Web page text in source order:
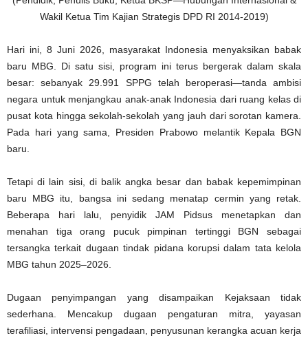
Wakil Ketua Tim Kajian Strategis DPD RI 2014-2019)
Hari ini, 8 Juni 2026, masyarakat Indonesia menyaksikan babak
baru MBG. Di satu sisi, program ini terus bergerak dalam skala
besar: sebanyak 29.991 SPPG telah beroperasi—tanda ambisi
negara untuk menjangkau anak-anak Indonesia dari ruang kelas di
pusat kota hingga sekolah-sekolah yang jauh dari sorotan kamera.
Pada hari yang sama, Presiden Prabowo melantik Kepala BGN
baru.
Tetapi di lain sisi, di balik angka besar dan babak kepemimpinan
baru MBG itu, bangsa ini sedang menatap cermin yang retak.
Beberapa hari lalu, penyidik JAM Pidsus menetapkan dan
menahan tiga orang pucuk pimpinan tertinggi BGN sebagai
tersangka terkait dugaan tindak pidana korupsi dalam tata kelola
MBG tahun 2025–2026.
Dugaan penyimpangan yang disampaikan Kejaksaan tidak
sederhana. Mencakup dugaan pengaturan mitra, yayasan
terafiliasi, intervensi pengadaan, penyusunan kerangka acuan kerja